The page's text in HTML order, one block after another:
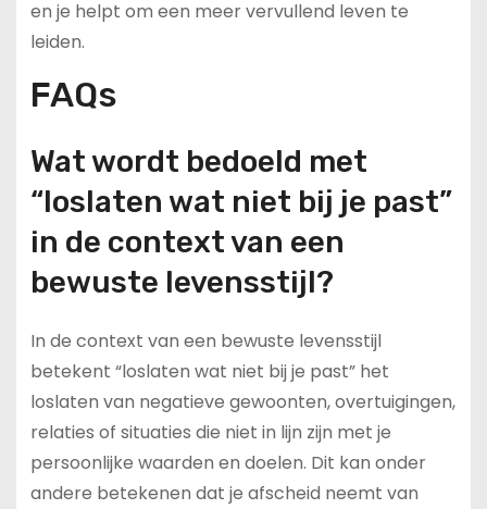
en je helpt om een meer vervullend leven te
leiden.
FAQs
Wat wordt bedoeld met
“loslaten wat niet bij je past”
in de context van een
bewuste levensstijl?
In de context van een bewuste levensstijl
betekent “loslaten wat niet bij je past” het
loslaten van negatieve gewoonten, overtuigingen,
relaties of situaties die niet in lijn zijn met je
persoonlijke waarden en doelen. Dit kan onder
andere betekenen dat je afscheid neemt van